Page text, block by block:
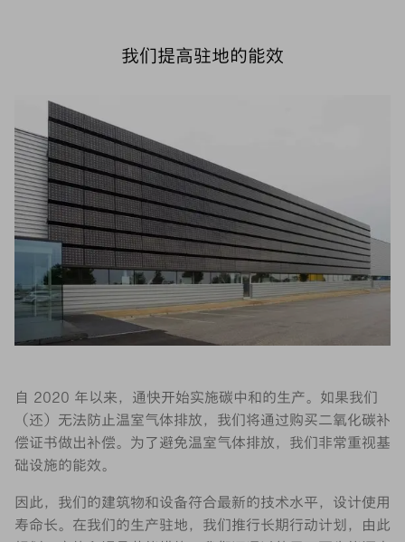
我们提高驻地的能效
自 2020 年以来，通快开始实施碳中和的生产。如果我们
（还）无法防止温室气体排放，我们将通过购买二氧化碳补
偿证书做出补偿。为了避免温室气体排放，我们非常重视基
础设施的能效。
因此，我们的建筑物和设备符合最新的技术水平，设计使用
寿命长。在我们的生产驻地，我们推行长期行动计划，由此